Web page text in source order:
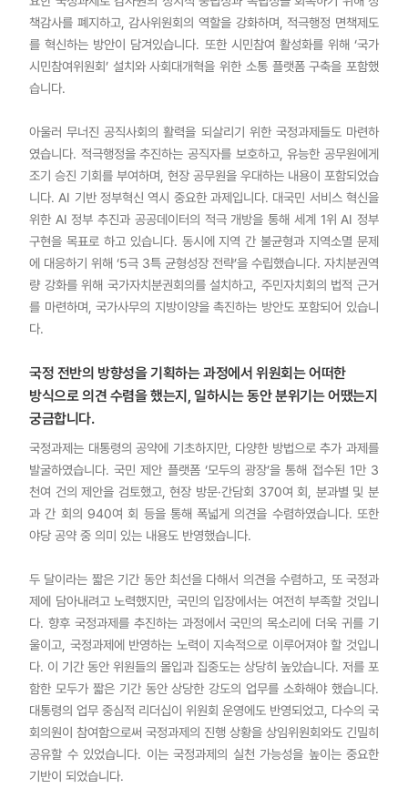
책감사를 폐지하고, 감사위원회의 역할을 강화하며, 적극행정 면책제도
를 혁신하는 방안이 담겨있습니다. 또한 시민참여 활성화를 위해 ‘국가
시민참여위원회’ 설치와 사회대개혁을 위한 소통 플랫폼 구축을 포함했
습니다.
아울러 무너진 공직사회의 활력을 되살리기 위한 국정과제들도 마련하
였습니다. 적극행정을 추진하는 공직자를 보호하고, 유능한 공무원에게
조기 승진 기회를 부여하며, 현장 공무원을 우대하는 내용이 포함되었습
니다. AI 기반 정부혁신 역시 중요한 과제입니다. 대국민 서비스 혁신을
위한 AI 정부 추진과 공공데이터의 적극 개방을 통해 세계 1위 AI 정부
구현을 목표로 하고 있습니다. 동시에 지역 간 불균형과 지역소멸 문제
에 대응하기 위해 ‘5극 3특 균형성장 전략’을 수립했습니다. 자치분권역
량 강화를 위해 국가자치분권회의를 설치하고, 주민자치회의 법적 근거
를 마련하며, 국가사무의 지방이양을 촉진하는 방안도 포함되어 있습니
다.
국정 전반의 방향성을 기획하는 과정에서 위원회는 어떠한
방식으로 의견 수렴을 했는지, 일하시는 동안 분위기는 어땠는지
궁금합니다.
국정과제는 대통령의 공약에 기초하지만, 다양한 방법으로 추가 과제를
발굴하였습니다. 국민 제안 플랫폼 ‘모두의 광장’을 통해 접수된 1만 3
천여 건의 제안을 검토했고, 현장 방문·간담회 370여 회, 분과별 및 분
과 간 회의 940여 회 등을 통해 폭넓게 의견을 수렴하였습니다. 또한
야당 공약 중 의미 있는 내용도 반영했습니다.
두 달이라는 짧은 기간 동안 최선을 다해서 의견을 수렴하고, 또 국정과
제에 담아내려고 노력했지만, 국민의 입장에서는 여전히 부족할 것입니
다. 향후 국정과제를 추진하는 과정에서 국민의 목소리에 더욱 귀를 기
울이고, 국정과제에 반영하는 노력이 지속적으로 이루어져야 할 것입니
다. 이 기간 동안 위원들의 몰입과 집중도는 상당히 높았습니다. 저를 포
함한 모두가 짧은 기간 동안 상당한 강도의 업무를 소화해야 했습니다.
대통령의 업무 중심적 리더십이 위원회 운영에도 반영되었고, 다수의 국
회의원이 참여함으로써 국정과제의 진행 상황을 상임위원회와도 긴밀히
공유할 수 있었습니다. 이는 국정과제의 실천 가능성을 높이는 중요한
기반이 되었습니다.